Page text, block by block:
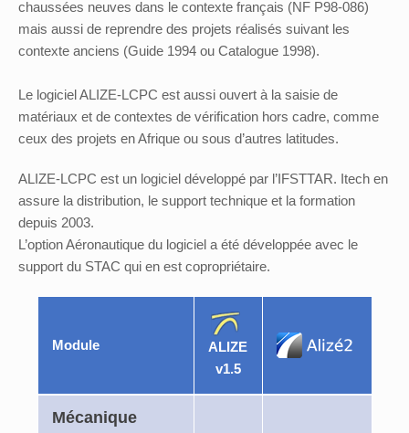
chaussées neuves dans le contexte français (NF P98-086)
mais aussi de reprendre des projets réalisés suivant les
contexte anciens (Guide 1994 ou Catalogue 1998).
Le logiciel ALIZE-LCPC est aussi ouvert à la saisie de
matériaux et de contextes de vérification hors cadre, comme
ceux des projets en Afrique ou sous d’autres latitudes.
ALIZE-LCPC est un logiciel développé par l’IFSTTAR. Itech en
assure la distribution, le support technique et la formation
depuis 2003.
L’option Aéronautique du logiciel a été développée avec le
support du STAC qui en est copropriétaire.
Module
ALIZE
v1.5
Mécanique